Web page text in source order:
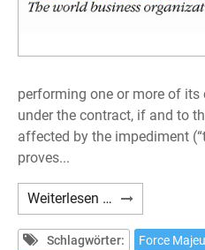
performing one or more of
under the contract, if and to
affected by the impediment
proves...
Weiterlesen … ICC
Force
Majeure
Schlagwörter: Force